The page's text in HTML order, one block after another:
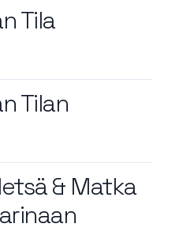
Tila
Tilan
& Matka